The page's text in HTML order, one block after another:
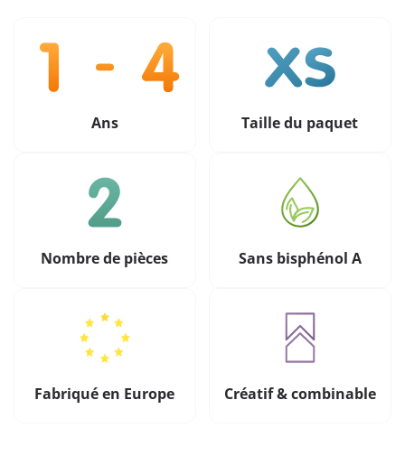
Ans Taille du paquet
Nombre de pièces Sans bisphénol A
Fabriqué en Europe Créatif & combinable